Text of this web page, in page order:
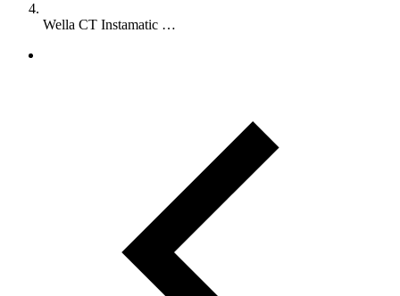
Wella CT Instamatic …